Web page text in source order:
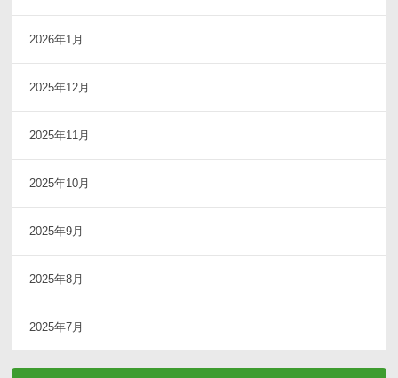
2026年1月
2025年12月
2025年11月
2025年10月
2025年9月
2025年8月
2025年7月